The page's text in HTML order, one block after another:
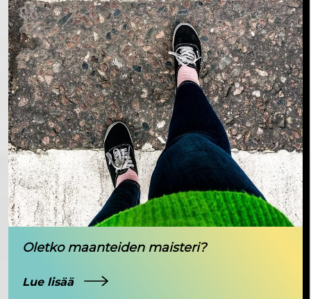
Oletko maanteiden maisteri?
Lue lisää